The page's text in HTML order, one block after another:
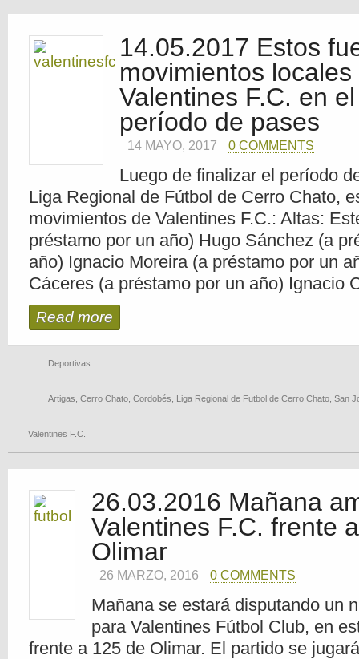
14.05.2017 Estos
movimientos locales
Valentines F.C. en
período de pases
14 MAYO, 2017 0 COMMENTS
Luego de finalizar el período
Liga Regional de Fútbol de Cerro Chato,
movimientos de Valentines F.C.: Altas:
préstamo por un año) Hugo Sánchez (a
año) Ignacio Moreira (a préstamo por un
Cáceres (a préstamo por un año) Ignacio
Read more
Deportivas
Artigas Cerro Chato Cordobés Liga Regional de Futbol de Cerro Chato San
Valentines F.C.
26.03.2016 Mañana
Valentines F.C. frente
Olimar
26 MARZO, 2016 0 COMMENTS
Mañana se estará disputando un
para Valentines Fútbol Club, en
frente a 125 de Olimar. El partido se